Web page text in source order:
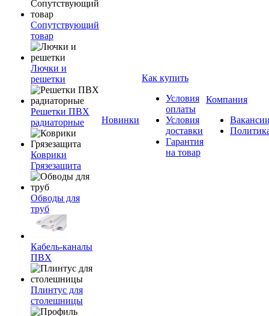
Сопутствующий
товар
Лючки и
решетки
Решетки ПВХ
радиаторные
Коврики
Грязезащита
Обводы для
труб
Кабель-каналы
ПВХ
Плинтус для
столешницы
Новинки
Как купить
Условия
оплаты
Условия
доставки
Гарантия
на товар
Компания